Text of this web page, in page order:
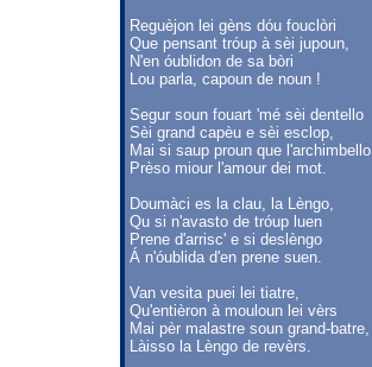
Reguèjon lei gèns dóu fouclòri
Que pensant tróup à sèi jupoun,
N'en óublidon de sa bòri
Lou parla, capoun de noun !
Segur soun fouart 'mé sèi dentello
Sèi grand capèu e sèi esclop,
Mai si saup proun que l'archimbello
Prèso miour l'amour dei mot.
Doumàci es la clau, la Lèngo,
Qu si n'avasto de tróup luen
Prene d'arrisc' e si deslèngo
Á n'óublida d'en prene suen.
Van vesita puei lei tiatre,
Qu'entièron à mouloun lei vèrs
Mai pèr malastre soun grand-batre,
Làisso la Lèngo de revèrs.